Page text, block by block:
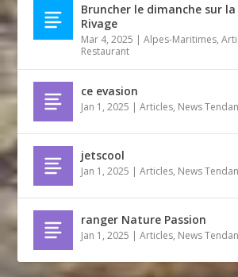
Bruncher le dimanche sur
Rivage
Mar 4, 2025 |Alpes-Maritimes,
Restaurant
ce evasion
Jan 1, 2025 |Articles, News
jetscool
Jan 1, 2025 |Articles, News
ranger Nature Passion
Jan 1, 2025 |Articles, News